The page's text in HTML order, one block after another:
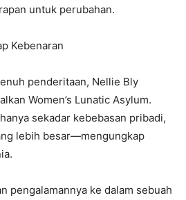
untuk perubahan.
Kebenaran
penderitaan, Nellie Bly
Women’s Lunatic Asylum.
sekadar kebebasan pribadi,
lebih besar—mengungkap
pengalamannya ke dalam sebuah